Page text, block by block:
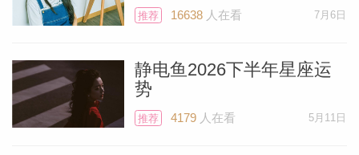
来向你汇报工作的人，所以在工作方面可能
在你的家庭生活中，你的保姆或管家可能会
告知你她要离开。有时候，当食相迁移到新
的场景中，它会让某个人从你的生活中“消
推荐 16638人在看 7月6日
静电鱼2026下半年星座运
势
推荐 4179人在看 5月11日